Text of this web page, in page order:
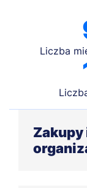
Liczba
Zakupy